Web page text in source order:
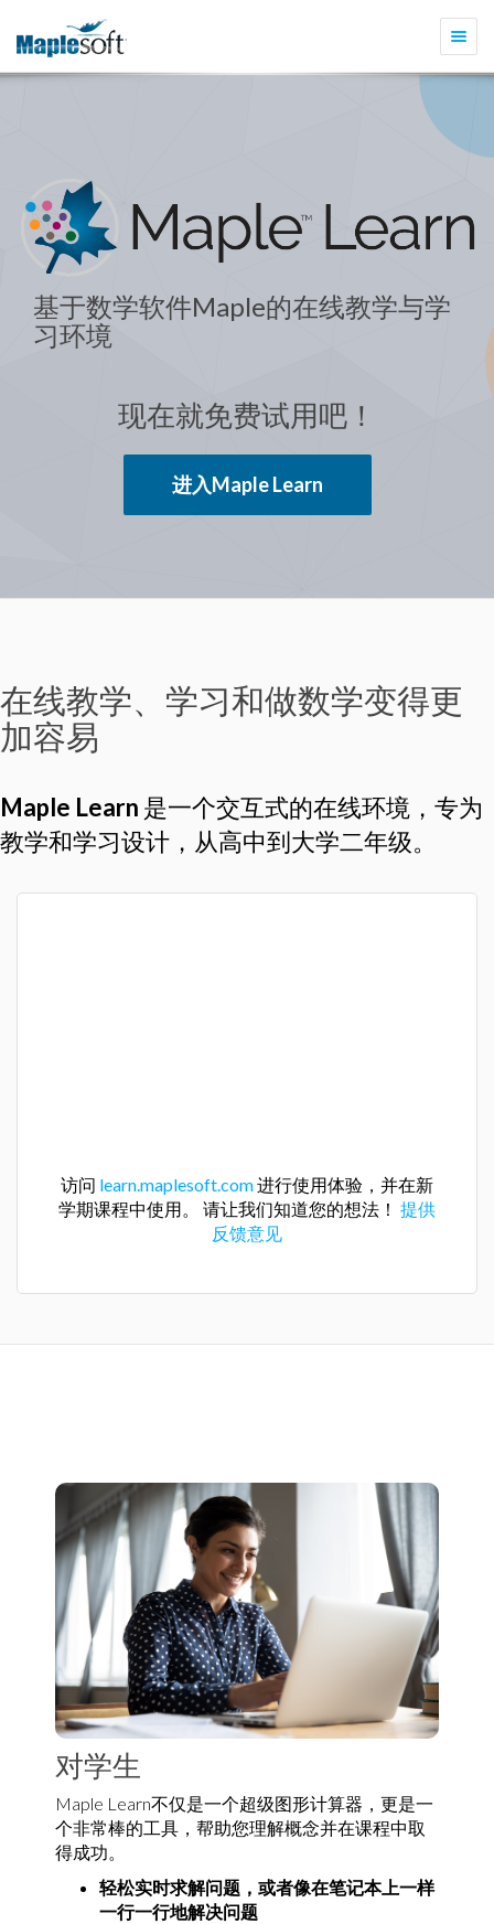
切
基于数学软件Maple的在线教学与学
习环境
现在就免费试用吧！
进入Maple Learn
在线教学、学习和做数学变得更
加容易
Maple Learn 是一个交互式的在线环境，专为
教学和学习设计，从高中到大学二年级。
访问 learn.maplesoft.com进行使用体验，并在新
学期课程中使用。 请让我们知道您的想法！ 提供
反馈意见
对学生
Maple Learn不仅是一个超级图形计算器，更是一
个非常棒的工具，帮助您理解概念并在课程中取
得成功。
轻松实时求解问题，或者像在笔记本上一样
一行一行地解决问题